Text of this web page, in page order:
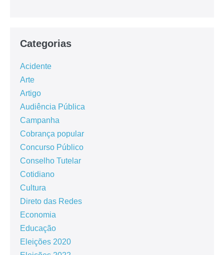
Categorias
Acidente
Arte
Artigo
Audiência Pública
Campanha
Cobrança popular
Concurso Público
Conselho Tutelar
Cotidiano
Cultura
Direto das Redes
Economia
Educação
Eleições 2020